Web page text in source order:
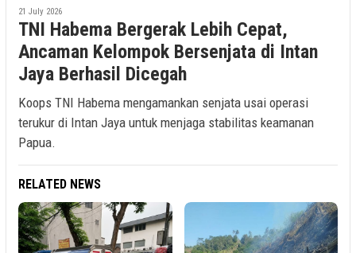
21 July 2026
TNI Habema Bergerak Lebih Cepat,
Ancaman Kelompok Bersenjata di Intan
Jaya Berhasil Dicegah
Koops TNI Habema mengamankan senjata usai operasi
terukur di Intan Jaya untuk menjaga stabilitas keamanan
Papua.
RELATED NEWS